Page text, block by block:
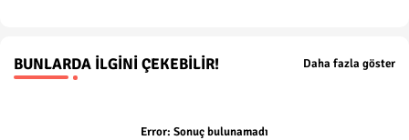
BUNLARDA İLGINI ÇEKEBILIR! Daha fazla göster
Error: Sonuç bulunamadı